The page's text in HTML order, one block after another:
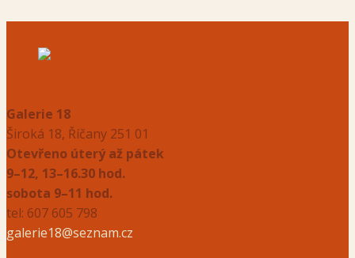
Galerie 18
Široká 18, Říčany 251 01
Otevřeno úterý až pátek
9–12, 13–16.30 hod.
sobota 9–11 hod.
tel: 607 605 798
galerie18@seznam.cz